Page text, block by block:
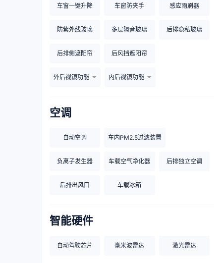
车窗一键升降 车窗防夹手 感应雨刷器
防紫外线玻璃 多层隔音玻璃 后排隐私玻璃
后排侧遮阳帘 后风挡遮阳帘
外后视镜功能 内后视镜功能
空调
自动空调 车内PM2.5过滤装置
负离子发生器 车载空气净化器 后排独立空调
后排出风口 车载冰箱
智能硬件
自动驾驶芯片 毫米波雷达 激光雷达